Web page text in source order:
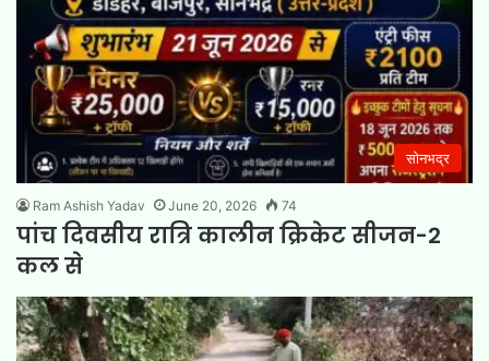
सोनभद्र
Ram Ashish Yadav June 20, 2026 74
पांच दिवसीय रात्रि कालीन क्रिकेट सीजन-2
कल से